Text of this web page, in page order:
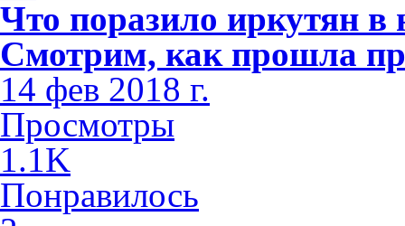
Что поразило иркутян
Смотрим, как прошла
14 фев 2018 г.
Просмотры
1.1K
Понравилось